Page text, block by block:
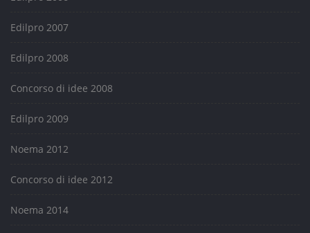
Edilpro 2007
Edilpro 2008
Concorso di idee 2008
Edilpro 2009
Noema 2012
Concorso di idee 2012
Noema 2014